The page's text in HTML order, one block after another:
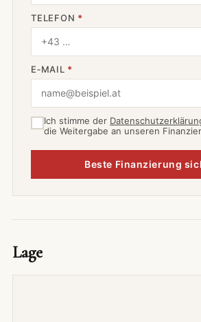
TELEFON *
E‑MAIL *
Ich stimme der
die Weitergabe an unseren
Beste Finanzierung
Lage